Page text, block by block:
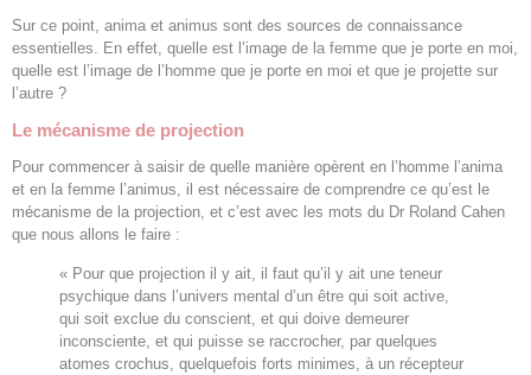
Sur ce point, anima et animus sont des sources de connaissance
essentielles. En effet, quelle est l’image de la femme que je porte en moi,
quelle est l’image de l’homme que je porte en moi et que je projette sur
l’autre ?
Le mécanisme de projection
Pour commencer à saisir de quelle manière opèrent en l’homme l’anima
et en la femme l’animus, il est nécessaire de comprendre ce qu’est le
mécanisme de la projection, et c’est avec les mots du Dr Roland Cahen
que nous allons le faire :
« Pour que projection il y ait, il faut qu’il y ait une teneur
psychique dans l’univers mental d’un être qui soit active,
qui soit exclue du conscient, et qui doive demeurer
inconsciente, et qui puisse se raccrocher, par quelques
atomes crochus, quelquefois forts minimes, à un récepteur